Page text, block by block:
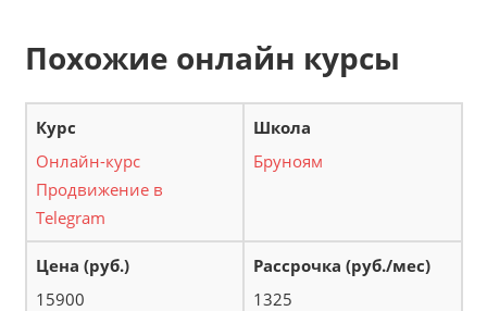
Похожие онлайн курсы
Онлайн-курс
Продвижение в
Telegram
Бруноям
15900 1325